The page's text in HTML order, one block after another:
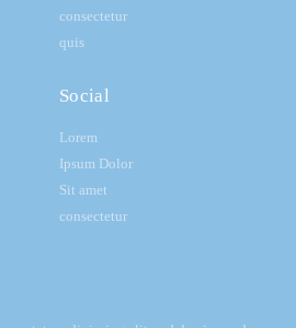
consectetur
quis
Social
Lorem
Ipsum Dolor
Sit amet
consectetur